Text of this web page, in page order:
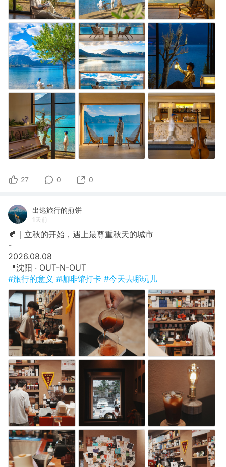
27 0 0
出逃旅行的煎饼
1天前
🍂｜立秋的开始，遇上最尊重秋天的城市
​-
​2026.08.08
​📍沈阳 · OUT-N-OUT
#旅行的意义 #咖啡馆打卡 #今天去哪玩儿